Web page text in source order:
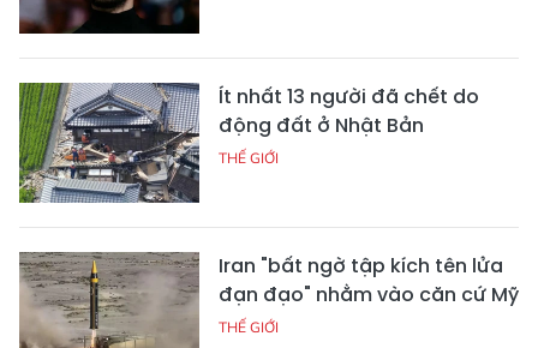
Ít nhất 13 người đã chết do
động đất ở Nhật Bản
THẾ GIỚI
Iran "bất ngờ tập kích tên lửa
đạn đạo" nhằm vào căn cứ Mỹ
THẾ GIỚI